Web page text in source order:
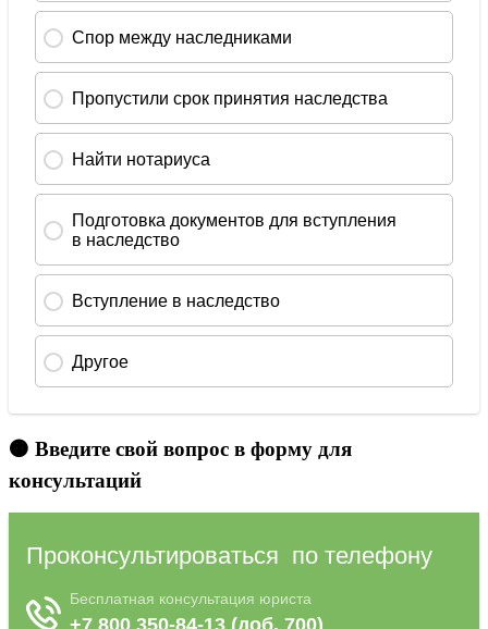
🟠 Введите свой вопрос в форму для
консультаций